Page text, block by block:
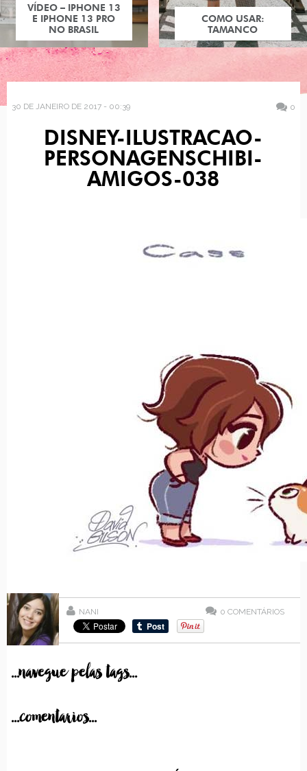
VÍDEO – IPHONE 13
E IPHONE 13 PRO
NO BRASIL
COMO USAR:
TAMANCO
30 DE JANEIRO DE 2017 - 00:39 0
DISNEY-ILUSTRACAO-
PERSONAGENSCHIBI-
AMIGOS-038
NANI 0 COMENTÁRIOS
...navegue pelas tags...
...comentarios...